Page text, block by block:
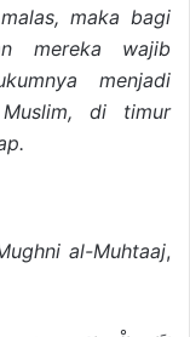
maka bagi
mereka wajib
menjadi
di timur
al-Muhtaaj,